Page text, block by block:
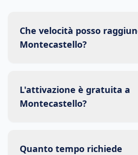
Che velocità posso
Montecastello?
L'attivazione è gratuita a
Montecastello?
Quanto tempo richiede